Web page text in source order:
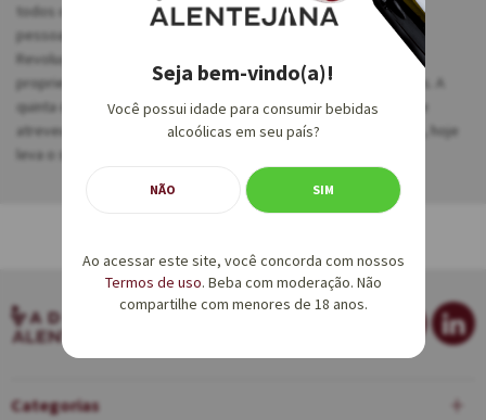
todos os seus netos. Nunca cobrou as consultas médicas das
pessoas residentes em Domingão ou em Ponte de Sor. Após a
Revolução de Cravos, em 25 de abril de 1974, quase todas as
propriedades agrícolas foram ocupadas pelos sindicatos rurais. A
quinta do Dr. João Pimenta sempre foi respeitada e ninguém se
atreveu a ocupá-la. A rua onde o médico nasceu, em Domingão, hoje
leva o seu nome.
Categorias
Seja bem-vindo(a)!
Você possui idade para consumir bebidas
alcoólicas em seu país?
NÃO SIM
Ao acessar este site, você concorda com nossos
Termos de uso. Beba com moderação. Não
compartilhe com menores de 18 anos.